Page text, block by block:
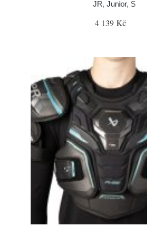
JR, Junior, S
4 139 Kč